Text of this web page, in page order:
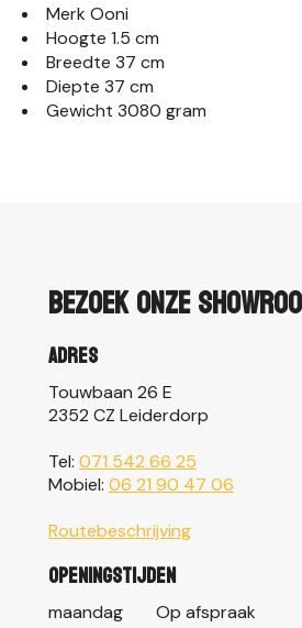
Merk Ooni
Hoogte 1.5 cm
Breedte 37 cm
Diepte 37 cm
Gewicht 3080 gram
Bezoek onze
Adres
Touwbaan 26 E
2352 CZ Leiderdorp
Tel: 071 542 66 25
Mobiel: 06 21 90 47 06
Routebeschrijving
Openingstijden
maandag
Op afspraak